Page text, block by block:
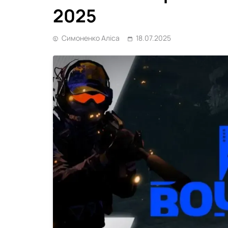
2025
Симоненко Аліса 18.07.2025
NAVI попрощалися
MY Mobile Legends
31.07.2026